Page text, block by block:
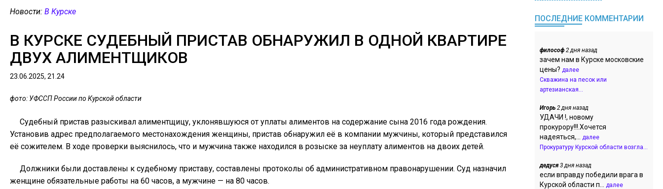
Новости: В Курске
В КУРСКЕ СУДЕБНЫЙ ПРИСТАВ ОБНАРУЖИЛ В ОДНОЙ КВАРТИРЕ
ДВУХ АЛИМЕНТЩИКОВ
23.06.2025, 21.24
фото: УФССП России по Курской области
Судебный пристав разыскивал алиментщицу, уклонявшуюся от уплаты алиментов на содержание сына 2016 года рождения.
Установив адрес предполагаемого местонахождения женщины, пристав обнаружил её в компании мужчины, который представился
её сожителем. В ходе проверки выяснилось, что и мужчина также находился в розыске за неуплату алиментов на двоих детей.
Должники были доставлены к судебному приставу, составлены протоколы об административном правонарушении. Суд назначил
женщине обязательные работы на 60 часов, а мужчине — на 80 часов.
ПОСЛЕДНИЕ КОММЕНТАРИИ
философ 2 дня назад
зачем нам в Курске московские
цены? далее
Скважина на песок или
артезианская...
Игорь 2 дня назад
УДАЧИ !, новому
прокурору!!!.Хочется
надеяться,... далее
Прокуратуру Курской области возгла...
дедуся3 дня назад
если вправду победили врага в
Курской области п... далее